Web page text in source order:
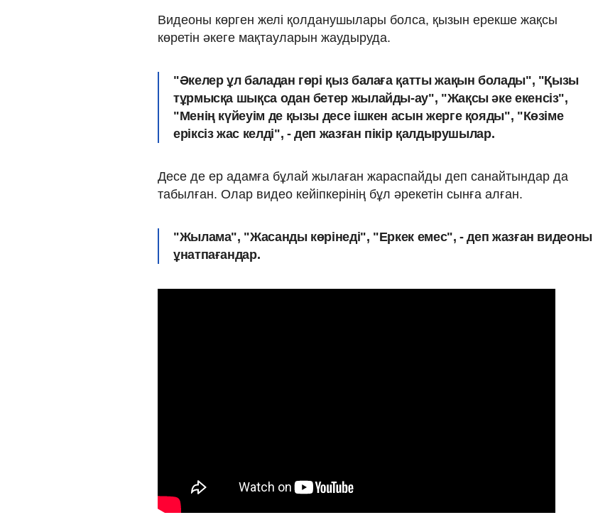
Видеоны көрген желі қолданушылары болса, қызын ерекше жақсы
көретін әкеге мақтауларын жаудыруда.
"Әкелер ұл баладан гөрі қыз балаға қатты жақын болады", "Қызы
тұрмысқа шықса одан бетер жылайды-ау", "Жақсы әке екенсіз",
"Менің күйеуім де қызы десе ішкен асын жерге қояды", "Көзіме
еріксіз жас келді", - деп жазған пікір қалдырушылар.
Десе де ер адамға бұлай жылаған жараспайды деп санайтындар да
табылған. Олар видео кейіпкерінің бұл әрекетін сынға алған.
"Жылама", "Жасанды көрінеді", "Еркек емес", - деп жазған видеоны
ұнатпағандар.